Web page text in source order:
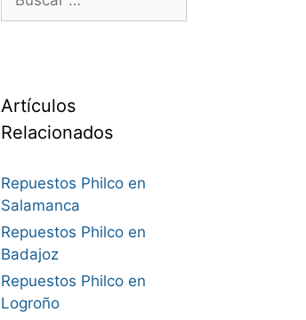
Artículos
Relacionados
Repuestos Philco en
Salamanca
Repuestos Philco en
Badajoz
Repuestos Philco en
Logroño